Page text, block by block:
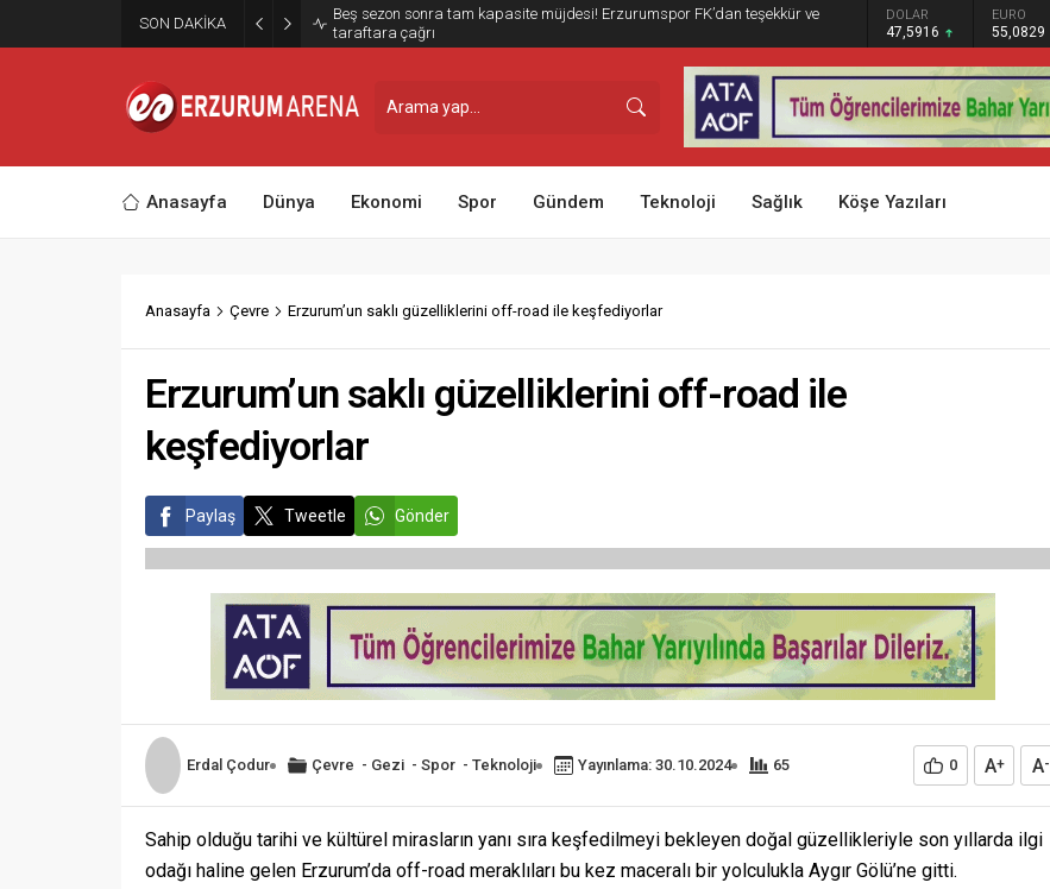
SON DAKİKA
Beş sezon sonra tam kapasite müjdesi! Erzurumspor FK’dan teşekkür ve
taraftara çağrı
GRAM ALTIN
47,5916 55,0829
Anasayfa Dünya Ekonomi Spor Gündem Teknoloji Sağlık Köşe Yazıları
Anasayfa Çevre Erzurum’un saklı güzelliklerini off-road ile keşfediyorlar
Erzurum’un saklı güzelliklerini off-road ile
keşfediyorlar
Paylaş Tweetle Gönder
Erdal Çodur Çevre - Gezi - Spor - Teknoloji Yayınlama: 30.10.2024 65 0 A+ A-
Sahip olduğu tarihi ve kültürel mirasların yanı sıra keşfedilmeyi bekleyen doğal güzellikleriyle son yıllarda ilgi
odağı haline gelen Erzurum’da off-road meraklıları bu kez maceralı bir yolculukla Aygır Gölü’ne gitti.